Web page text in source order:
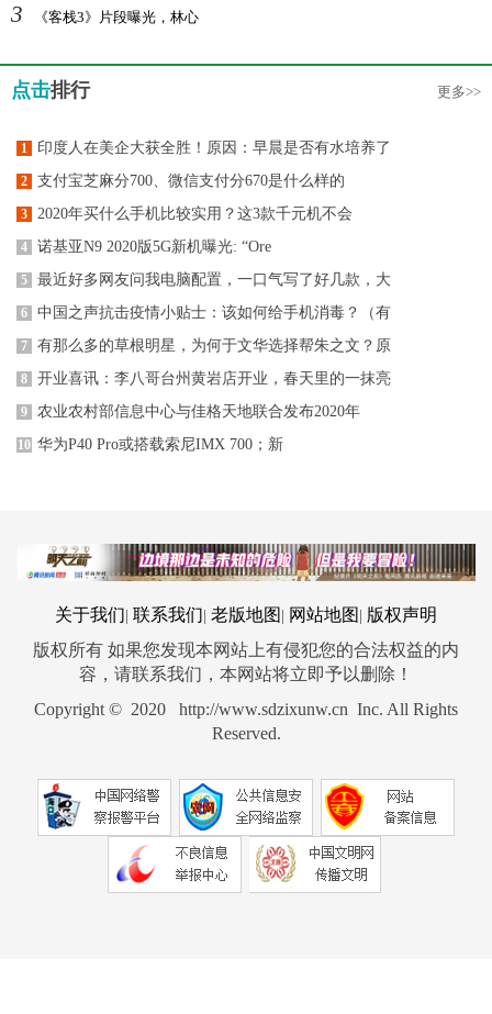
3 《客栈3》片段曝光，林心
点击排行 更多>>
1 印度人在美企大获全胜！原因：早晨是否有水培养了
2 支付宝芝麻分700、微信支付分670是什么样的
3 2020年买什么手机比较实用？这3款千元机不会
4 诺基亚N9 2020版5G新机曝光: “Ore
5 最近好多网友问我电脑配置，一口气写了好几款，大
6 中国之声抗击疫情小贴士：该如何给手机消毒？（有
7 有那么多的草根明星，为何于文华选择帮朱之文？原
8 开业喜讯：李八哥台州黄岩店开业，春天里的一抹亮
9 农业农村部信息中心与佳格天地联合发布2020年
10 华为P40 Pro或搭载索尼IMX 700；新
关于我们 联系我们 老版地图 网站地图
版权声明
版权所有 如果您发现本网站上有侵犯您的合法权益的内
容，请联系我们，本网站将立即予以删除！
Copyright © 2020 http://www.sdzixunw.cn Inc. All Rights
Reserved.